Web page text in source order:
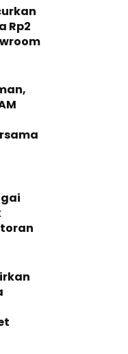
Rp2